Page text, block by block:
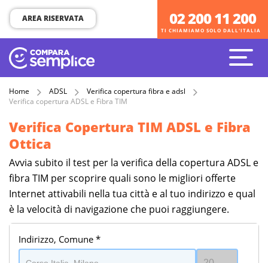
TI CHIAMIAMO SOLO DALL'ITALIA
02 200 11 200
AREA RISERVATA
Home ADSL
Verifica copertura fibra e adsl
Verifica copertura ADSL e Fibra TIM
Verifica Copertura TIM ADSL e Fibra
Ottica
Avvia subito il test per la verifica della copertura ADSL e
fibra TIM per scoprire quali sono le migliori offerte
Internet attivabili nella tua città e al tuo indirizzo e qual
è la velocità di navigazione che puoi raggiungere.
Indirizzo, Comune *
TI CHIAMIAMO SOLO DALL'ITALIA
02 200 11 200